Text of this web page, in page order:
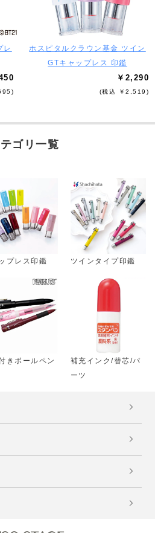
レ
ホスピタルクラウン基金 ツイン
GTキャップレス 印鑑
￥2,290
(税込 ￥2,519)
ゴリ一覧
プレス印鑑 ツインタイプ印鑑
きボールペン
補充インク/替芯/パ
ーツ